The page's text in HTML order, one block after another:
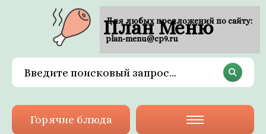
План Меню
Горячие блюда
Для любых предложений по сайту:
plan-menu@cp9.ru